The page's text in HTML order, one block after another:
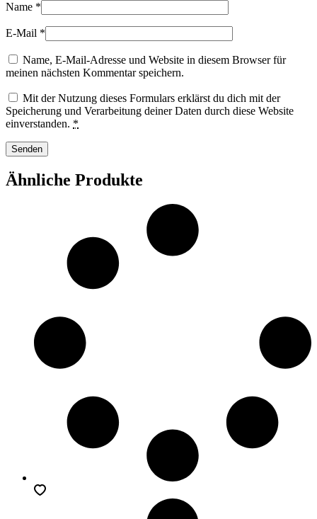
Name *
E-Mail *
Name, E-Mail-Adresse und Website in diesem Browser für
meinen nächsten Kommentar speichern.
Mit der Nutzung dieses Formulars erklärst du dich mit der
Speicherung und Verarbeitung deiner Daten durch diese Website
einverstanden. *
Ähnliche Produkte